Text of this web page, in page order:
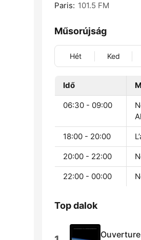
Paris: 101.5 FM
Műsorújság
Hét Ked
Idő
06:30 - 09:00
18:00 - 20:00
20:00 - 22:00
22:00 - 00:00
Top dalok
Ouverture